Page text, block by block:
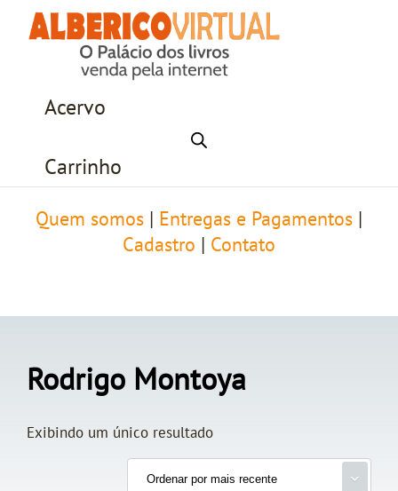
Acervo
Carrinho
Quem somos Entregas e Pagamentos
Cadastro
Contato
Rodrigo Montoya
Exibindo um único resultado